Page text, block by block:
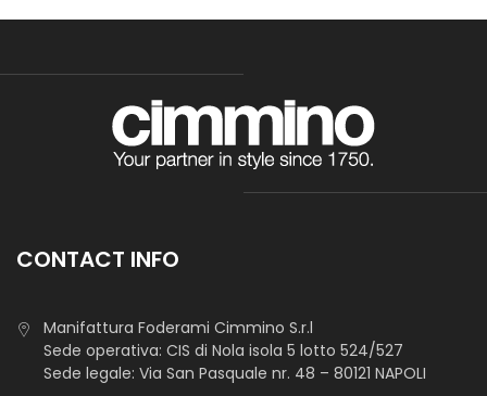
CONTACT INFO
Manifattura Foderami Cimmino S.r.l
Sede operativa: CIS di Nola isola 5 lotto 524/527
Sede legale: Via San Pasquale nr. 48 – 80121 NAPOLI